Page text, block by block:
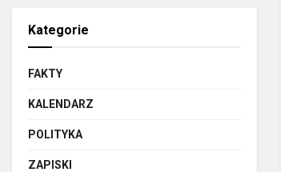
Kategorie
FAKTY
KALENDARZ
POLITYKA
ZAPISKI